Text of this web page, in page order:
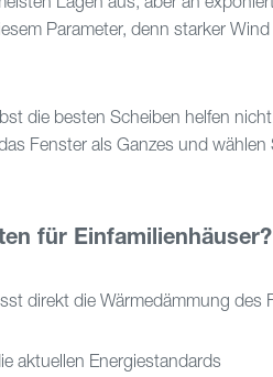
Parameter, denn starker
die besten Scheiben helfen
Fenster als Ganzes und wählen
für Einfamilienhäuser?
direkt die Wärmedämmung des
aktuellen Energiestandards